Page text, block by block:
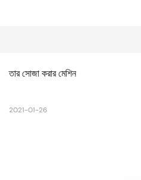
তার সোজা করার মেশিন
2021-01-26